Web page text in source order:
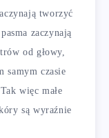
tworzyć
zaczynają
od głowy,
czasie
więc małe
są wyraźnie